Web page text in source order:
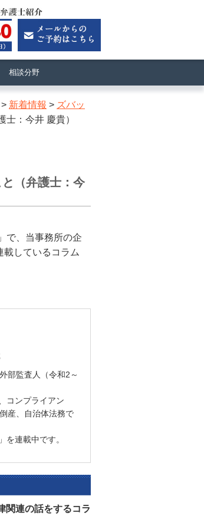
相談分野
> 新着情報 > ズバッ
：今井 慶貴）
（弁護士：今
で、当事務所の企
載しているコラム
部監査人（令和2～
コンプライアン
産、自治体法務で
を連載中です。
関連の話をするコラ